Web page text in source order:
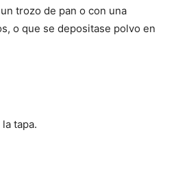
trozo de pan o con una
o que se depositase polvo en
tapa.